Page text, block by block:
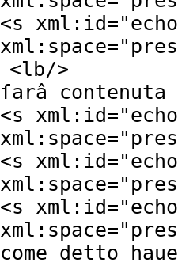
<s xml:id="
xml:space="
<lb/>
ſarâ
<s xml:id="
xml:space="
<s xml:id="
xml:space="
<s xml:id="
xml:space="
come detto